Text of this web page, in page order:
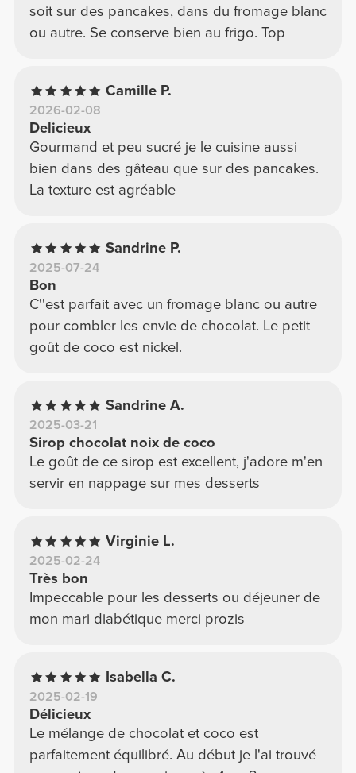
soit sur des pancakes, dans du fromage blanc
ou autre. Se conserve bien au frigo. Top
Camille P.
2026-02-08
Delicieux
Gourmand et peu sucré je le cuisine aussi
bien dans des gâteau que sur des pancakes.
La texture est agréable
Sandrine P.
2025-07-24
Bon
C''est parfait avec un fromage blanc ou autre
pour combler les envie de chocolat. Le petit
goût de coco est nickel.
Sandrine A.
2025-03-21
Sirop chocolat noix de coco
Le goût de ce sirop est excellent, j'adore m'en
servir en nappage sur mes desserts
Virginie L.
2025-02-24
Très bon
Impeccable pour les desserts ou déjeuner de
mon mari diabétique merci prozis
Isabella C.
2025-02-19
Délicieux
Le mélange de chocolat et coco est
parfaitement équilibré. Au début je l'ai trouvé